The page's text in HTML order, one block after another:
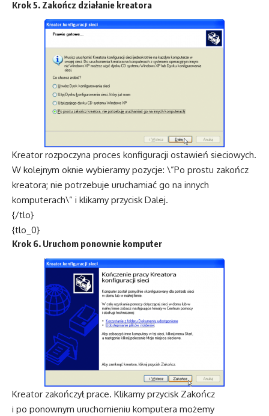
Krok 5. Zakończ działanie kreatora
Kreator rozpoczyna proces konfiguracji ostawień sieciowych.
W kolejnym oknie wybieramy pozycje: \”Po prostu zakończ
kreatora; nie potrzebuje uruchamiać go na innych
komputerach\” i klikamy przycisk Dalej.
{/tlo}
{tlo_0}
Krok 6. Uruchom ponownie komputer
Kreator zakończył prace. Klikamy przycisk Zakończ
i po ponownym uruchomieniu komputera możemy